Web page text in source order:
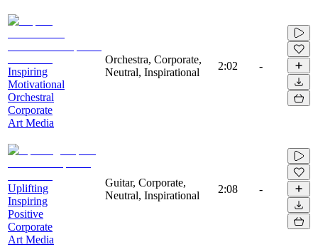
Inspiring
Motivational
Orchestral
Corporate
Art Media
Orchestra, Corporate,
Neutral, Inspirational
2:02 -
Uplifting
Inspiring
Positive
Corporate
Art Media
Guitar, Corporate,
Neutral, Inspirational
2:08 -